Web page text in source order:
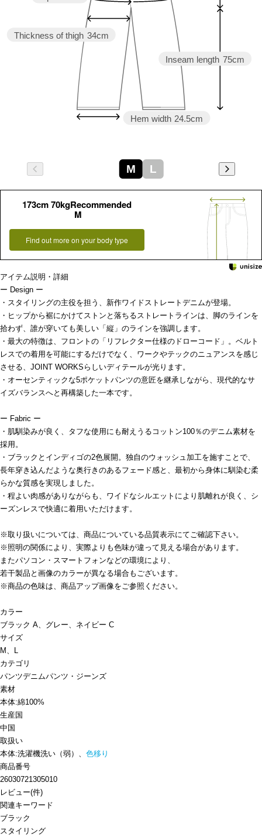
Inseam length 75cm
Hem width 24.5cm
Thickness of thigh 34cm
M L
173cm 70kgRecommended
M
Find out more on your body type
アイテム説明・詳細
ー Design ー
・スタイリングの主役を担う、新作ワイドストレートデニムが登場。
・ヒップから裾にかけてストンと落ちるストレートラインは、脚のラインを
拾わず、誰が穿いても美しい「縦」のラインを強調します。
・最大の特徴は、フロントの「リフレクター仕様のドローコード」。ベルト
レスでの着用を可能にするだけでなく、ワークやテックのニュアンスを感じ
させる、JOINT WORKSらしいディテールが光ります。
・オーセンティックな5ポケットパンツの意匠を継承しながら、現代的なサ
イズバランスへと再構築した一本です。
ー Fabric ー
・肌馴染みが良く、タフな使用にも耐えうるコットン100％のデニム素材を
採用。
・ブラックとインディゴの2色展開。独自のウォッシュ加工を施すことで、
長年穿き込んだような奥行きのあるフェード感と、最初から身体に馴染む柔
らかな質感を実現しました。
・程よい肉感がありながらも、ワイドなシルエットにより肌離れが良く、シ
ーズンレスで快適に着用いただけます。
※取り扱いについては、商品についている品質表示にてご確認下さい。
※照明の関係により、実際よりも色味が違って見える場合があります。
またパソコン・スマートフォンなどの環境により、
若干製品と画像のカラーが異なる場合もございます。
※商品の色味は、商品アップ画像をご参照ください。
カラー
ブラック A、グレー、ネイビー C
サイズ
M、L
カテゴリ
パンツデニムパンツ・ジーンズ
素材
本体:綿100%
生産国
中国
取扱い
本体:洗濯機洗い（弱）、 色移り
商品番号
26030721305010
レビュー(件)
関連キーワード
ブラック
スタイリング